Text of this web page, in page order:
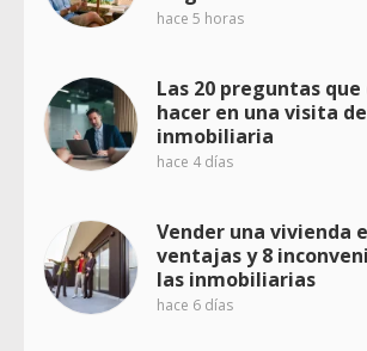
hace 5 horas
Las 20 preguntas
hacer en una visita
inmobiliaria
hace 4 días
Vender una vivienda
ventajas y 8
las inmobiliarias
hace 6 días